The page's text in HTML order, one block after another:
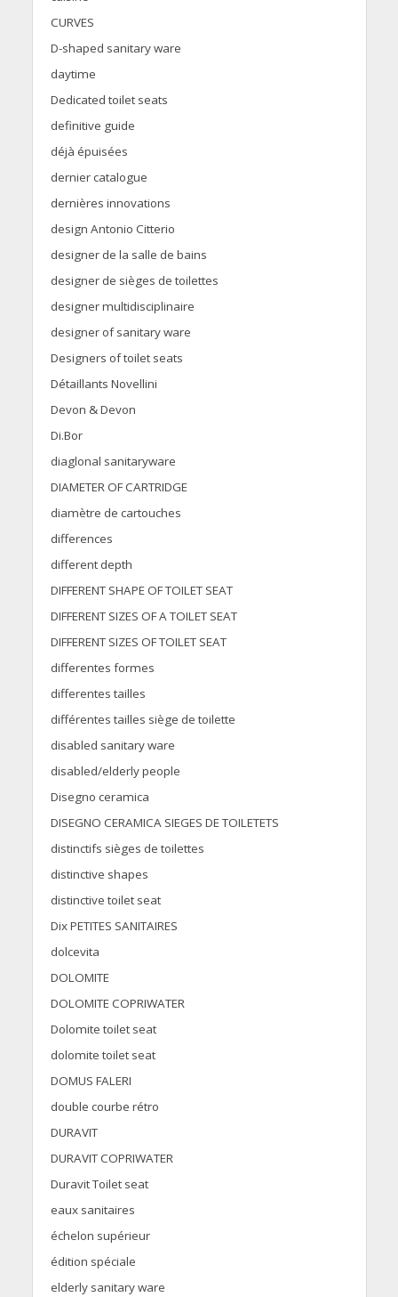
CURVES
D-shaped sanitary ware
daytime
Dedicated toilet seats
definitive guide
déjà épuisées
dernier catalogue
dernières innovations
design Antonio Citterio
designer de la salle de bains
designer de sièges de toilettes
designer multidisciplinaire
designer of sanitary ware
Designers of toilet seats
Détaillants Novellini
Devon & Devon
Di.Bor
diaglonal sanitaryware
DIAMETER OF CARTRIDGE
diamètre de cartouches
differences
different depth
DIFFERENT SHAPE OF TOILET SEAT
DIFFERENT SIZES OF A TOILET SEAT
DIFFERENT SIZES OF TOILET SEAT
differentes formes
differentes tailles
différentes tailles siège de toilette
disabled sanitary ware
disabled/elderly people
Disegno ceramica
DISEGNO CERAMICA SIEGES DE TOILETETS
distinctifs sièges de toilettes
distinctive shapes
distinctive toilet seat
Dix PETITES SANITAIRES
dolcevita
DOLOMITE
DOLOMITE COPRIWATER
Dolomite toilet seat
dolomite toilet seat
DOMUS FALERI
double courbe rétro
DURAVIT
DURAVIT COPRIWATER
Duravit Toilet seat
eaux sanitaires
échelon supérieur
édition spéciale
elderly sanitary ware